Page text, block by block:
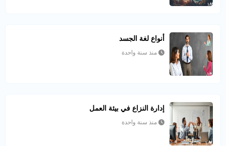
أنواع لغة الجسد
منذ سنة واحدة
إدارة النزاع في بيئة العمل
منذ سنة واحدة